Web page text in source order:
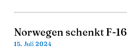
Norwegen schenkt F-16
15. Juli 2024